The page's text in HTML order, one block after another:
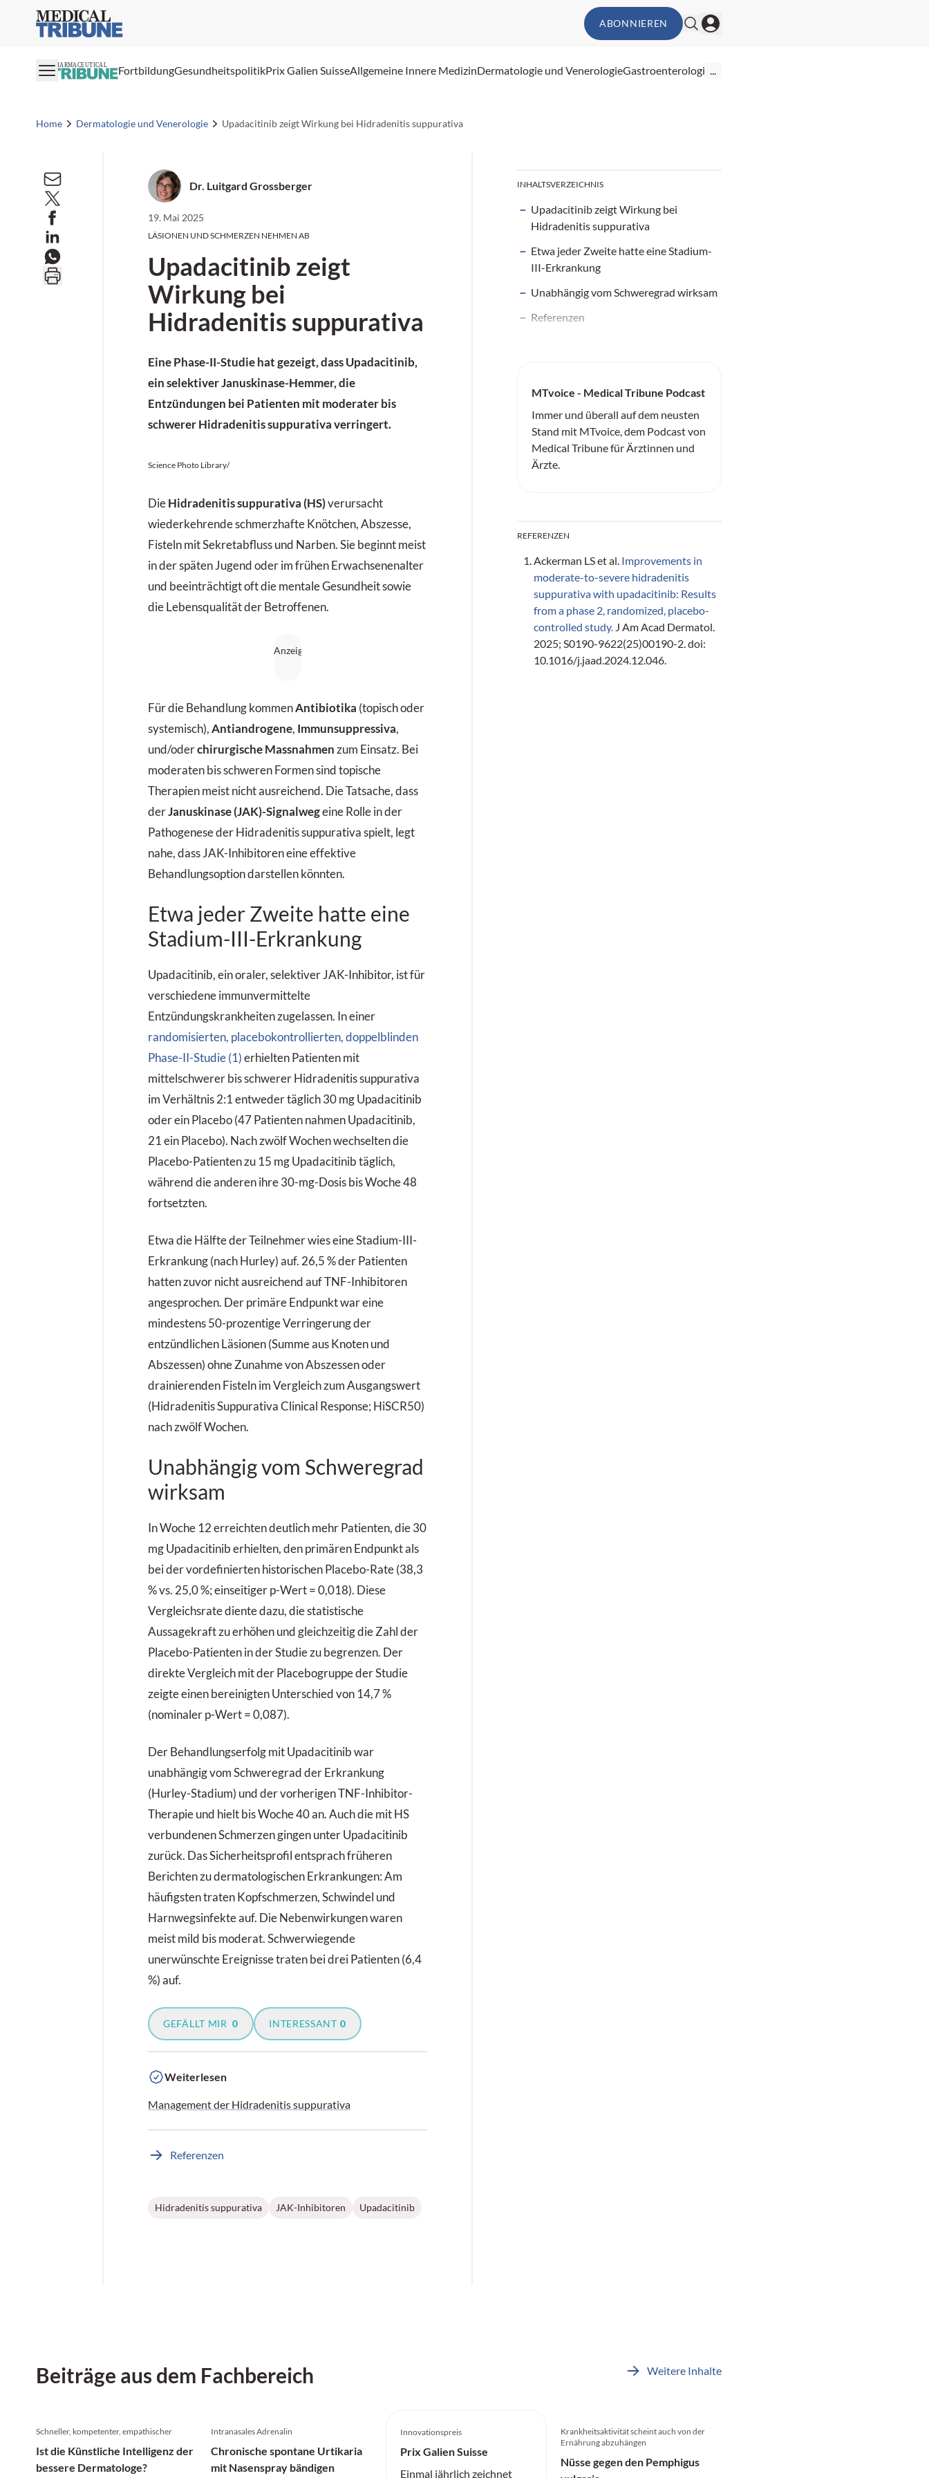
Medical Tribune ABONNIEREN
PHARMACEUTICAL FortbildungGesundheitspolitikPrix Galien SuisseAllgemeine Innere MedizinDermatologie und VenerologieGastroenterologie...
Home Dermatologie und Venerologie Upadacitinib zeigt Wirkung bei Hidradenitis suppurativa
Dr. Luitgard Grossberger
19. Mai 2025
LÄSIONEN UND SCHMERZEN NEHMEN AB
Upadacitinib zeigt
Wirkung bei
Hidradenitis suppurativa
Eine Phase-II-Studie hat gezeigt, dass Upadacitinib,
ein selektiver Januskinase-Hemmer, die
Entzündungen bei Patienten mit moderater bis
schwerer Hidradenitis suppurativa verringert.
Science Photo Library/
Die Hidradenitis suppurativa (HS)verursacht
wiederkehrende schmerzhafte Knötchen, Abszesse,
Fisteln mit Sekretabfluss und Narben. Sie beginnt meist
in der späten Jugend oder im frühen Erwachsenenalter
und beeinträchtigt oft die mentale Gesundheit sowie
die Lebensqualität der Betroffenen.
Für die Behandlung kommenAntibiotika (topisch oder
systemisch), Antiandrogene, Immunsuppressiva,
und/oderchirurgische Massnahmen zum Einsatz. Bei
moderaten bis schweren Formen sind topische
Therapien meist nicht ausreichend. Die Tatsache, dass
derJanuskinase (JAK)-Signalwegeine Rolle in der
Pathogenese der Hidradenitis suppurativa spielt, legt
nahe, dass JAK-Inhibitoren eine effektive
Behandlungsoption darstellen könnten.
Etwa jeder Zweite hatte eine
Stadium-III-Erkrankung
Upadacitinib, ein oraler, selektiver JAK-Inhibitor, ist für
verschiedene immunvermittelte
Entzündungskrankheiten zugelassen. In einer
randomisierten, placebokontrollierten, doppelblinden
Phase-II-Studie (1) erhielten Patienten mit
mittelschwerer bis schwerer Hidradenitis suppurativa
im Verhältnis 2:1 entweder täglich 30 mg Upadacitinib
oder ein Placebo (47 Patienten nahmen Upadacitinib,
21 ein Placebo). Nach zwölf Wochen wechselten die
Placebo-Patienten zu 15 mg Upadacitinib täglich,
während die anderen ihre 30-mg-Dosis bis Woche 48
fortsetzten.
Etwa die Hälfte der Teilnehmer wies eine Stadium-III-
Erkrankung (nach Hurley) auf. 26,5 % der Patienten
hatten zuvor nicht ausreichend auf TNF-Inhibitoren
angesprochen. Der primäre Endpunkt war eine
mindestens 50-prozentige Verringerung der
entzündlichen Läsionen (Summe aus Knoten und
Abszessen) ohne Zunahme von Abszessen oder
drainierenden Fisteln im Vergleich zum Ausgangswert
(Hidradenitis Suppurativa Clinical Response; HiSCR50)
nach zwölf Wochen.
Unabhängig vom Schweregrad
wirksam
In Woche 12 erreichten deutlich mehr Patienten, die 30
mg Upadacitinib erhielten, den primären Endpunkt als
bei der vordefinierten historischen Placebo-Rate (38,3
% vs. 25,0 %; einseitiger p-Wert = 0,018). Diese
Vergleichsrate diente dazu, die statistische
Aussagekraft zu erhöhen und gleichzeitig die Zahl der
Placebo-Patienten in der Studie zu begrenzen. Der
direkte Vergleich mit der Placebogruppe der Studie
zeigte einen bereinigten Unterschied von 14,7 %
(nominaler p-Wert = 0,087).
Der Behandlungserfolg mit Upadacitinib war
unabhängig vom Schweregrad der Erkrankung
(Hurley-Stadium) und der vorherigen TNF-Inhibitor-
Therapie und hielt bis Woche 40 an. Auch die mit HS
verbundenen Schmerzen gingen unter Upadacitinib
zurück. Das Sicherheitsprofil entsprach früheren
Berichten zu dermatologischen Erkrankungen: Am
häufigsten traten Kopfschmerzen, Schwindel und
Harnwegsinfekte auf. Die Nebenwirkungen waren
meist mild bis moderat. Schwerwiegende
unerwünschte Ereignisse traten bei drei Patienten (6,4
%) auf.
GEFÄLLT MIR 0 INTERESSANT 0
Weiterlesen
Management der Hidradenitis suppurativa
Referenzen
Hidradenitis suppurativa JAK-Inhibitoren Upadacitinib
INHALTSVERZEICHNIS
Upadacitinib zeigt Wirkung bei
Hidradenitis suppurativa
Etwa jeder Zweite hatte eine Stadium-
III-Erkrankung
Unabhängig vom Schweregrad wirksam
Referenzen
MTvoice - Medical Tribune Podcast
Immer und überall auf dem neusten
Stand mit MTvoice, dem Podcast von
Medical Tribune für Ärztinnen und
Ärzte.
REFERENZEN
Ackerman LS et al. Improvements in
moderate-to-severe hidradenitis
suppurativa with upadacitinib: Results
from a phase 2, randomized, placebo-
controlled study. J Am Acad Dermatol.
2025; S0190-9622(25)00190-2. doi:
10.1016/j.jaad.2024.12.046.
Beiträge aus dem Fachbereich Weitere Inhalte
Schneller, kompetenter, empathischer
Ist die Künstliche Intelligenz der
bessere Dermatologe?
Intranasales Adrenalin
Chronische spontane Urtikaria
mit Nasenspray bändigen
Innovationspreis
Prix Galien Suisse
Einmal jährlich zeichnet
Krankheitsaktivität scheint auch von der
Ernährung abzuhängen
Nüsse gegen den Pemphigus